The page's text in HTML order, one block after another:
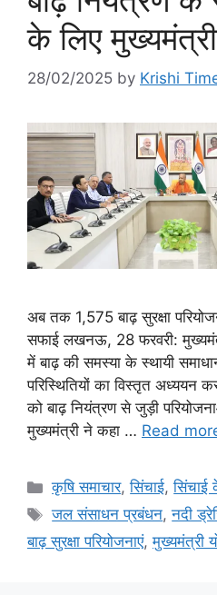
के लिए मुख्यमंत्री
28/02/2025 by Krishi
अब तक 1,575 बाढ़ सुरक्षा
सफाई लखनऊ, 28 फरवरी:
में बाढ़ की समस्या के स्थायी
परिस्थितियों का विस्तृत अध्ययन
को बाढ़ नियंत्रण से जुड़ी
मुख्यमंत्री ने कहा … Read
कृषि समाचार,सिंचाई,सिंचाई
जल संसाधन प्रबंधन,नदी
बाढ़ सुरक्षा परियोजनाएं,मुख्यमंत्री